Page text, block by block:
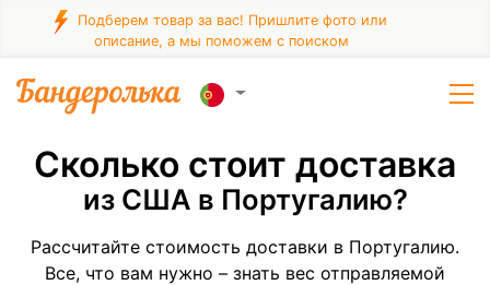
Подберем товар за вас! Пришлите фото или
описание, а мы поможем с поиском
Сколько стоит доставка
из США в Португалию?
Рассчитайте стоимость доставки в Португалию.
Все, что вам нужно – знать вес отправляемой